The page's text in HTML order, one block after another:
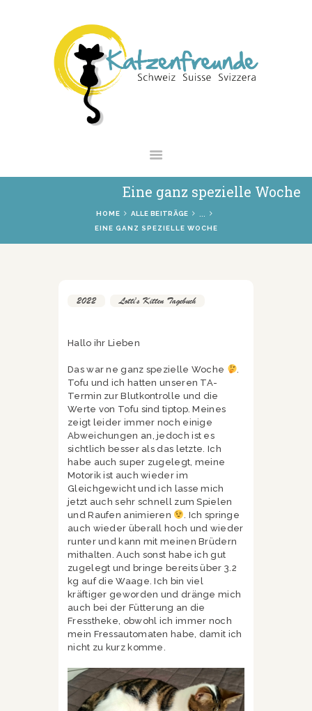
Eine ganz spezielle Woche
HOME ALLE BEITRÄGE
EINE GANZ SPEZIELLE WOCHE
NEWS
VERMITTLUNG
INTERESSANTES
SHOP
2022 Lotti's Kitten Tagebuch
Hallo ihr Lieben
Das war ne ganz spezielle Woche
.
Tofu und ich hatten unseren TA-
Termin zur Blutkontrolle und die
Werte von Tofu sind tiptop. Meines
zeigt leider immer noch einige
Abweichungen an, jedoch ist es
sichtlich besser als das letzte. Ich
habe auch super zugelegt, meine
Motorik ist auch wieder im
Gleichgewicht und ich lasse mich
jetzt auch sehr schnell zum Spielen
und Raufen animieren
. Ich springe
auch wieder überall hoch und wieder
runter und kann mit meinen Brüdern
mithalten. Auch sonst habe ich gut
zugelegt und bringe bereits über 3.2
kg auf die Waage. Ich bin viel
kräftiger geworden und dränge mich
auch bei der Fütterung an die
Fresstheke, obwohl ich immer noch
mein Fressautomaten habe, damit ich
nicht zu kurz komme.